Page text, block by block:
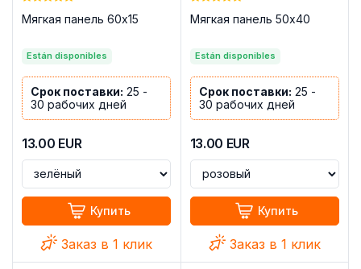
Мягкая панель 60x15
Están disponibles
Срок поставки: 25 -
30 рабочих дней
13.00 EUR
Купить
Заказ в 1 клик
Мягкая панель 50x40
Están disponibles
Срок поставки: 25 -
30 рабочих дней
13.00 EUR
Купить
Заказ в 1 клик